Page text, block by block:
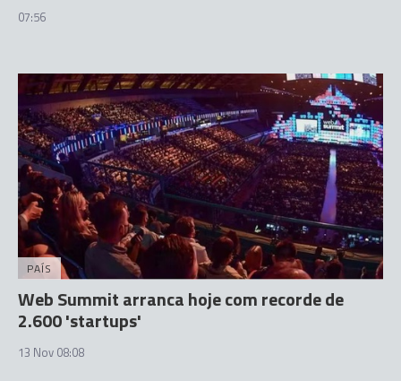
07:56
PAÍS
Web Summit arranca hoje com recorde de
2.600 'startups'
13 Nov 08:08